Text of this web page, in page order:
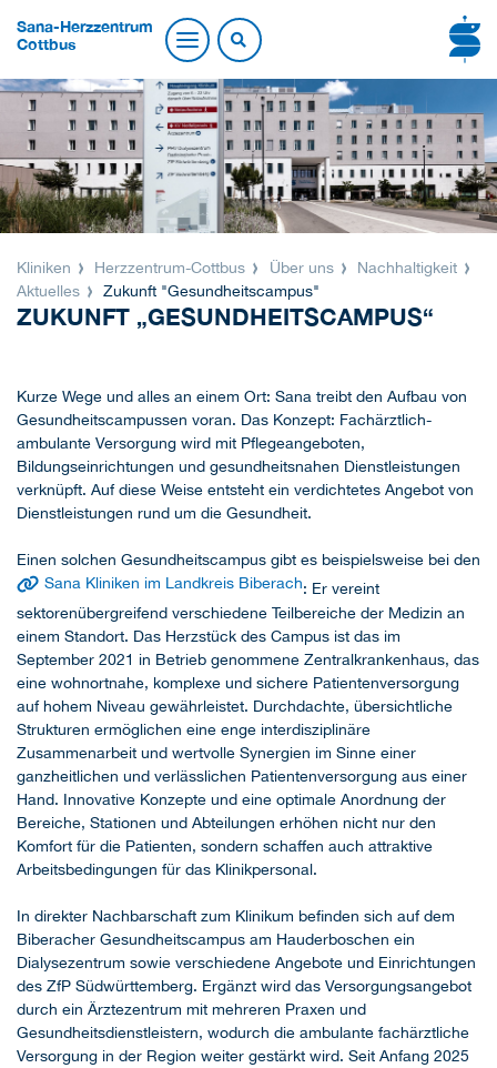
Sana-Herzzentrum
Cottbus
Kliniken Herzzentrum-Cottbus Über uns
Nachhaltigkeit
Aktuelles
Zukunft "Gesundheitscampus"
ZUKUNFT „GESUNDHEITSCAMPUS“
Kurze Wege und alles an einem Ort: Sana treibt den Aufbau von
Gesundheitscampussen voran. Das Konzept: Fachärztlich-
ambulante Versorgung wird mit Pflegeangeboten,
Bildungseinrichtungen und gesundheitsnahen Dienstleistungen
verknüpft. Auf diese Weise entsteht ein verdichtetes Angebot von
Dienstleistungen rund um die Gesundheit.
Einen solchen Gesundheitscampus gibt es beispielsweise bei den
Sana Kliniken im Landkreis Biberach: Er vereint
sektorenübergreifend verschiedene Teilbereiche der Medizin an
einem Standort. Das Herzstück des Campus ist das im
September 2021 in Betrieb genommene Zentralkrankenhaus, das
eine wohnortnahe, komplexe und sichere Patientenversorgung
auf hohem Niveau gewährleistet. Durchdachte, übersichtliche
Strukturen ermöglichen eine enge interdisziplinäre
Zusammenarbeit und wertvolle Synergien im Sinne einer
ganzheitlichen und verlässlichen Patientenversorgung aus einer
Hand. Innovative Konzepte und eine optimale Anordnung der
Bereiche, Stationen und Abteilungen erhöhen nicht nur den
Komfort für die Patienten, sondern schaffen auch attraktive
Arbeitsbedingungen für das Klinikpersonal.
In direkter Nachbarschaft zum Klinikum befinden sich auf dem
Biberacher Gesundheitscampus am Hauderboschen ein
Dialysezentrum sowie verschiedene Angebote und Einrichtungen
des ZfP Südwürttemberg. Ergänzt wird das Versorgungsangebot
durch ein Ärztezentrum mit mehreren Praxen und
Gesundheitsdienstleistern, wodurch die ambulante fachärztliche
Versorgung in der Region weiter gestärkt wird. Seit Anfang 2025